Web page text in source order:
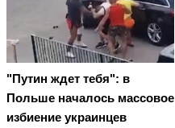
"Путин ждет тебя": в
Польше началось массовое
избиение украинцев